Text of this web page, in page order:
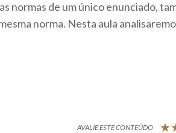
normas de um único enunciado,
norma. Nesta aula
AVALIE ESTE CONTEÚDO